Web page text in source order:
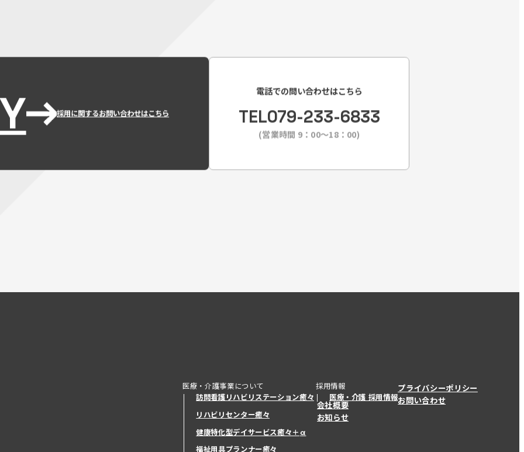
採用に関するお問い合わせはこちら
電話での問い合わせはこちら
TEL079-233-6833
(営業時間 9：00〜18：00)
医療・介護事業について
訪問看護リハビリステーション癒々
リハビリセンター癒々
健康特化型デイサービス癒々＋α
健康特化型デイサービス癒々＋
福祉用具プランナー癒々
採用情報
医療・介護 採用情報
会社概要
お知らせ
プライバシーポリシー
お問い合わせ